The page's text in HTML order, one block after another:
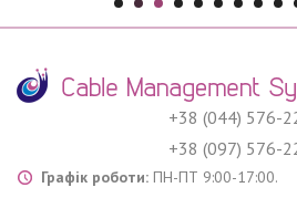
+38 (044) 576-
+38 (097) 576-
Графік роботи: ПН-ПТ 9:00-17:00.